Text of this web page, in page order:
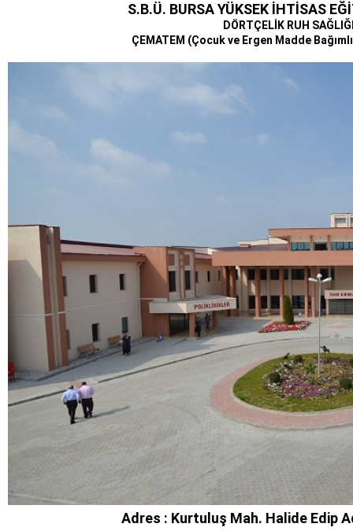
S.B.Ü. BURSA YÜKSEK İHTİSAS
DÖRTÇELİK RUH
ÇEMATEM (Çocuk ve Ergen Madde
Adres : Kurtuluş Mah. Halide Edip